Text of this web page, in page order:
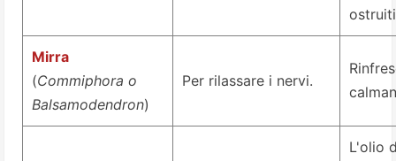
Mirra
(Commiphora o
Balsamodendron)
Per rilassare i nervi.
L'olio